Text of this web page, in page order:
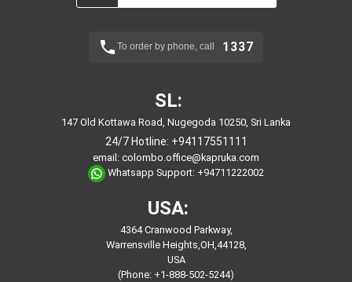
To order by phone, call 1337
SL:
147 Old Kottawa Road, Nugegoda 10250, Sri Lanka
24/7 Hotline: +94117551111
email: colombo.office@kapruka.com
Whatsapp Support: +94711222002
USA:
4364 Cranwood Parkway,
Warrensville Heights,OH,44128,
USA
(Phone: +1-888-502-5244)